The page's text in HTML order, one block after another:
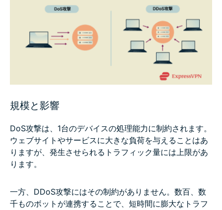
規模と影響
DoS攻撃は、1台のデバイスの処理能力に制約されます。
ウェブサイトやサービスに大きな負荷を与えることはあ
りますが、発生させられるトラフィック量には上限があ
ります。
一方、DDoS攻撃にはその制約がありません。数百、数
千ものボットが連携することで、短時間に膨大なトラフ